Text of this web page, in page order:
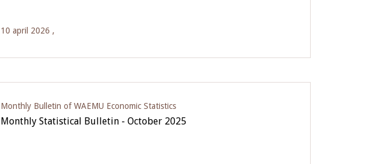
10 april 2026 ,
Monthly Bulletin of WAEMU Economic Statistics
Monthly Statistical Bulletin - October 2025